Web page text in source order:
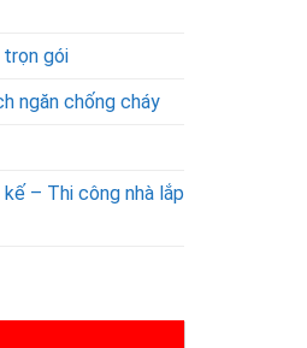
trọn gói
ngăn chống cháy
– Thi công nhà lắp